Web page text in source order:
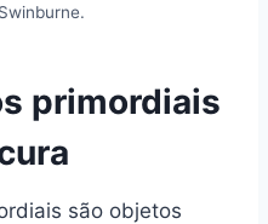
primordiais
são objetos